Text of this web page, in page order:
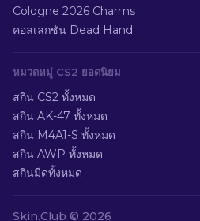
Cologne 2026 Charms
คอลเลกชัน Dead Hand
หมวดหมู่ CS2 ยอดนิยม
สกิน CS2 ทั้งหมด
สกิน AK-47 ทั้งหมด
สกิน M4A1-S ทั้งหมด
สกิน AWP ทั้งหมด
สกินมีดทั้งหมด
Skin.Club © 2026